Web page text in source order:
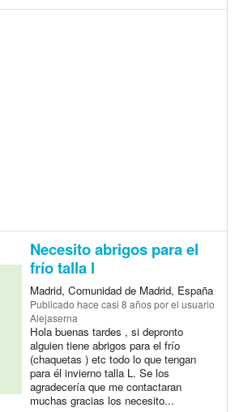
Necesito abrigos para el
frío talla l
Madrid, Comunidad de Madrid, España
Publicado hace casi 8 añospor el usuario
Alejaserna
Hola buenas tardes , si depronto
alguien tiene abrigos para el frío
(chaquetas ) etc todo lo que tengan
para él invierno talla L. Se los
agradecería que me contactaran
muchas gracias los necesito...